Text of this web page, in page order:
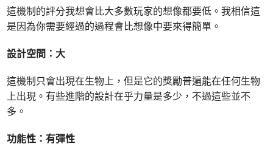
這機制的評分我想會比大多數玩家的想像都要低。我相信這
是因為你需要經過的過程會比想像中要來得簡單。
設計空間：大
這機制只會出現在生物上，但是它的獎勵普遍能在任何生物
上出現。有些進階的設計在乎力量是多少，不過這些並不
多。
功能性：有彈性